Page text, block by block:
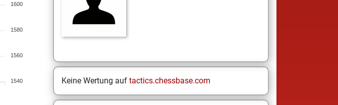
1600
1580
1560
1540 Keine Wertung auf tactics.chessbase.com